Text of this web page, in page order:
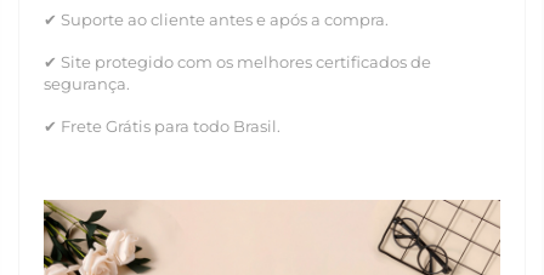
✔ Suporte ao cliente antes e após a compra.
✔ Site protegido com os melhores certificados de
segurança.
✔ Frete Grátis para todo Brasil.